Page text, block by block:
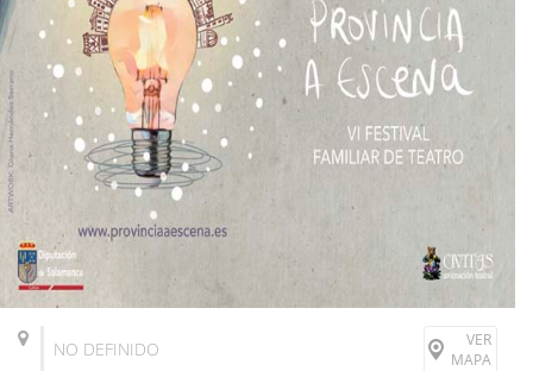
NO DEFINIDO
VER
MAPA